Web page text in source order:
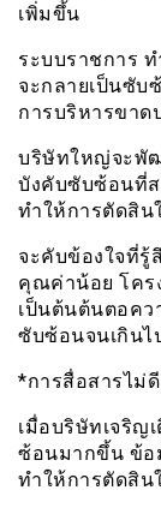
เพิ่มขึ้น
ระบบราชการ
จะกลายเป็นซับ
การบริหารขาด
บริษัทใหญ่จะพั
บังคับซับซ้อนที่ส
ทำให้การตัดสิน
จะคับข้องใจที่รู้
คุณค่าน้อย โคร
เป็นต้นต้นตอค
ซับซ้อนจนเกินไ
*การสื่อสารไม่ดี
เมื่อบริษัทเจริญ
ซ้อนมากขึ้น ข้อ
ทำให้การตัดสิน